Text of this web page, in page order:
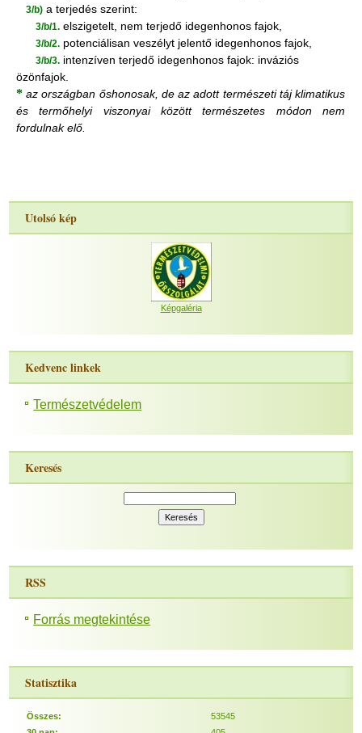
3/b) a terjedés szerint:
3/b/1. elszigetelt, nem terjedő idegenhonos fajok,
3/b/2. potenciálisan veszélyt jelentő idegenhonos fajok,
3/b/3. intenzíven terjedő idegenhonos fajok: inváziós
özönfajok.
*az országban őshonosak, de az adott természeti táj klimatikus
és termőhelyi viszonyai között természetes módon nem
fordulnak elő.
Utolsó kép
Képgaléria
Kedvenc linkek
Természetvédelem
Keresés
RSS
Forrás megtekintése
Statisztika
Összes:
53545